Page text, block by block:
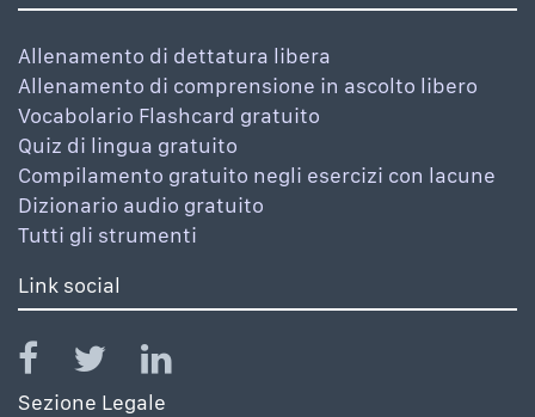
Allenamento di dettatura libera
Allenamento di comprensione in ascolto libero
Vocabolario Flashcard gratuito
Quiz di lingua gratuito
Compilamento gratuito negli esercizi con lacune
Dizionario audio gratuito
Tutti gli strumenti
Link social
Sezione Legale